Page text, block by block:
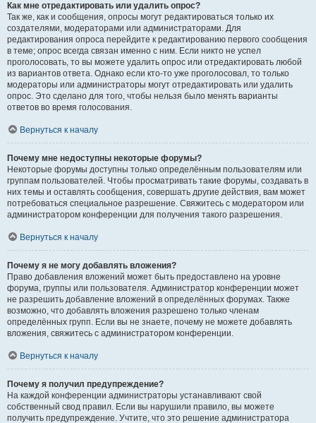
Как мне отредактировать или удалить опрос?
Так же, как и сообщения, опросы могут редактироваться только их
создателями, модераторами или администраторами. Для
редактирования опроса перейдите к редактированию первого сообщения
в теме; опрос всегда связан именно с ним. Если никто не успел
проголосовать, то вы можете удалить опрос или отредактировать любой
из вариантов ответа. Однако если кто-то уже проголосовал, то только
модераторы или администраторы могут отредактировать или удалить
опрос. Это сделано для того, чтобы нельзя было менять варианты
ответов во время голосования.
Вернуться к началу
Почему мне недоступны некоторые форумы?
Некоторые форумы доступны только определённым пользователям или
группам пользователей. Чтобы просматривать такие форумы, создавать в
них темы и оставлять сообщения, совершать другие действия, вам может
потребоваться специальное разрешение. Свяжитесь с модератором или
администратором конференции для получения такого разрешения.
Вернуться к началу
Почему я не могу добавлять вложения?
Право добавления вложений может быть предоставлено на уровне
форума, группы или пользователя. Администратор конференции может
не разрешить добавление вложений в определённых форумах. Также
возможно, что добавлять вложения разрешено только членам
определённых групп. Если вы не знаете, почему не можете добавлять
вложения, свяжитесь с администратором конференции.
Вернуться к началу
Почему я получил предупреждение?
На каждой конференции администраторы устанавливают свой
собственный свод правил. Если вы нарушили правило, вы можете
получить предупреждение. Учтите, что это решение администратора